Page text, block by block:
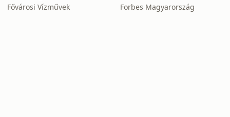
Fővárosi Vízművek Forbes Magyarország